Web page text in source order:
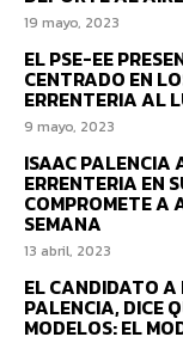
19 mayo, 2023
EL PSE-EE
CENTRADO EN
ERRENTERIA AL
9 mayo, 2023
ISAAC PALENCIA
ERRENTERIA EN
COMPROMETE A
SEMANA
13 abril, 2023
EL CANDIDATO
PALENCIA, DICE
MODELOS: EL